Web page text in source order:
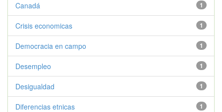
1
Canadá
1
Crisis economicas
1
Democracia en campo
1
Desempleo
1
Desigualdad
1
Diferencias etnicas